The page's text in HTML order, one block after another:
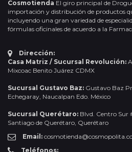
Cosmotienda El giro principal de
importación y distribución de productos
incluyendo una gran variedad de
fórmulas oficinales de acuerdo a la
Dirección:
Casa Matriz / Sucursal Revolución:
Mixcoac Benito Juárez CDMX
Sucursal Gustavo Baz: Gustavo Baz
Echegaray, Naucalpan Edo. México
Sucursal Querétaro: Blvd. Centro Sur
Santiago de Querétaro, Querétaro
Email:
Teléfonos: